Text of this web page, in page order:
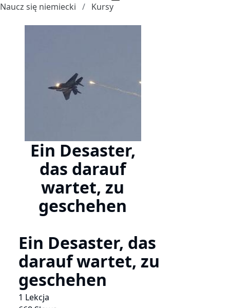
Naucz się niemiecki Kursy
Ein Desaster,
das darauf
wartet, zu
geschehen
Ein Desaster, das
darauf wartet, zu
geschehen
1 Lekcja